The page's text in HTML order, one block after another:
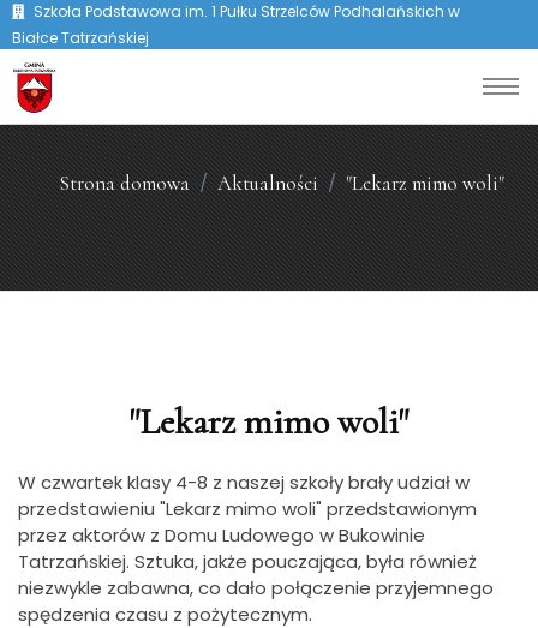
Szkoła Podstawowa im. 1 Pułku Strzelców Podhalańskich w
Białce Tatrzańskiej
Strona domowa Aktualności "Lekarz mimo woli"
"Lekarz mimo woli"
W czwartek klasy 4-8 z naszej szkoły brały udział w
przedstawieniu "Lekarz mimo woli" przedstawionym
przez aktorów z Domu Ludowego w Bukowinie
Tatrzańskiej. Sztuka, jakże pouczająca, była również
niezwykle zabawna, co dało połączenie przyjemnego
spędzenia czasu z pożytecznym.